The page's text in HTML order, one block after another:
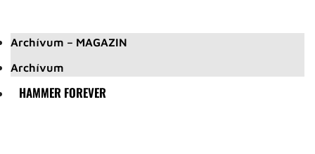
Archívum – MAGAZIN
Archívum
HAMMER FOREVER